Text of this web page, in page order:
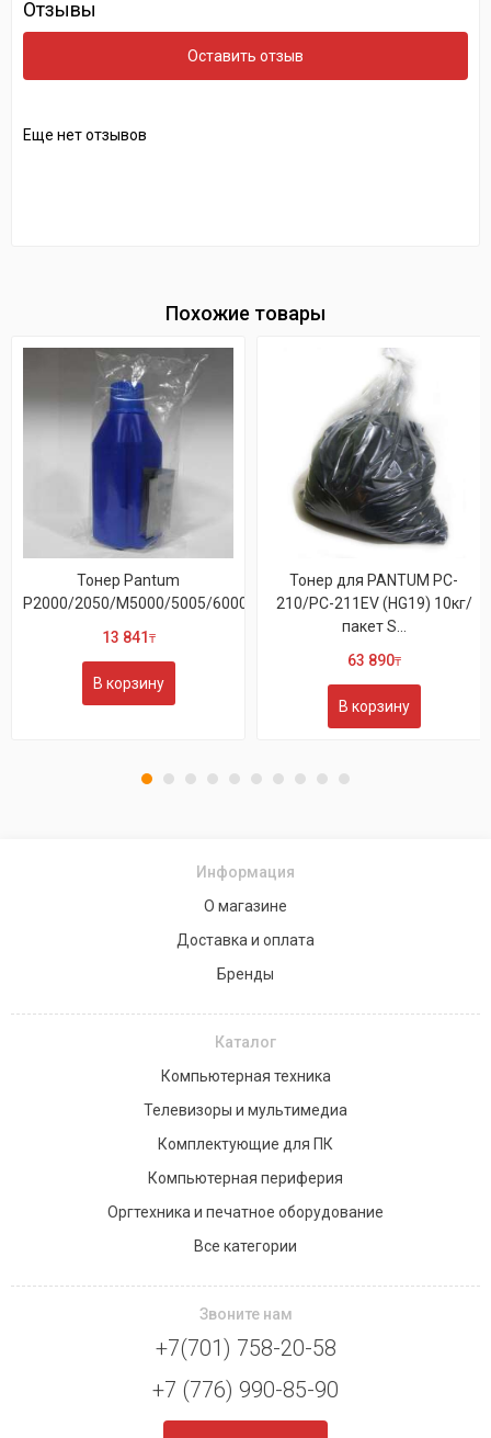
Отзывы
Оставить отзыв
Еще нет отзывов
Похожие товары
Тонер Pantum
P2000/2050/M5000/5005/6000/6005
13 841 ₸
В корзину
Тонер для PANTUM PC-
210/PC-211EV (HG19) 10кг/
пакет S...
63 890₸
В корзину
Информация
О магазине
Доставка и оплата
Бренды
Каталог
Компьютерная техника
Телевизоры и мультимедиа
Комплектующие для ПК
Компьютерная периферия
Оргтехника и печатное оборудование
Все категории
Звоните нам
+7(701) 758-20-58
+7 (776) 990-85-90